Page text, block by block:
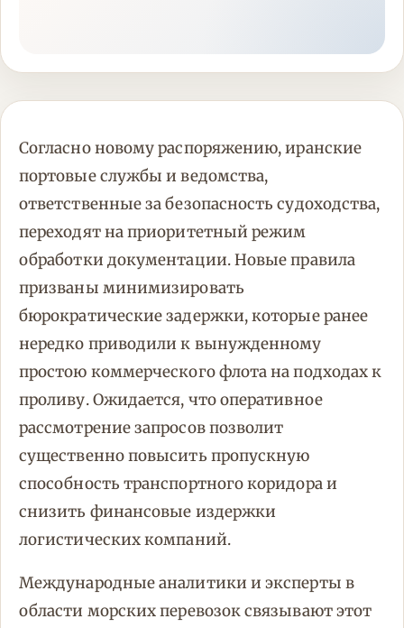
Согласно новому распоряжению, иранские
портовые службы и ведомства,
ответственные за безопасность судоходства,
переходят на приоритетный режим
обработки документации. Новые правила
призваны минимизировать
бюрократические задержки, которые ранее
нередко приводили к вынужденному
простою коммерческого флота на подходах к
проливу. Ожидается, что оперативное
рассмотрение запросов позволит
существенно повысить пропускную
способность транспортного коридора и
снизить финансовые издержки
логистических компаний.
Международные аналитики и эксперты в
области морских перевозок связывают этот